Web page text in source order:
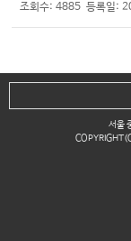
조회수: 4885 등록일:
서울